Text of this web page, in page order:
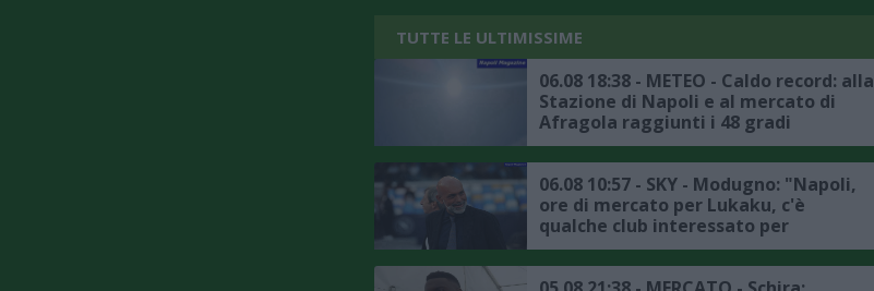
TUTTE LE ULTIMISSIME
06.08 18:38 - METEO - Caldo record: alla
Stazione di Napoli e al mercato di
Afragola raggiunti i 48 gradi
06.08 10:57 - SKY - Modugno: "Napoli,
ore di mercato per Lukaku, c'è
qualche club interessato per
l'attaccante belga, l'Atlanta non è in
pole"